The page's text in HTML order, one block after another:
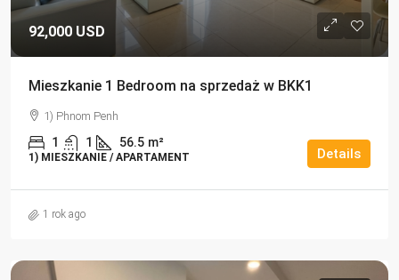
92,000 USD
Mieszkanie 1 Bedroom na sprzedaż w BKK1
1) Phnom Penh
1 1 56.5 m²
1) MIESZKANIE / APARTAMENT Details
1 rok ago